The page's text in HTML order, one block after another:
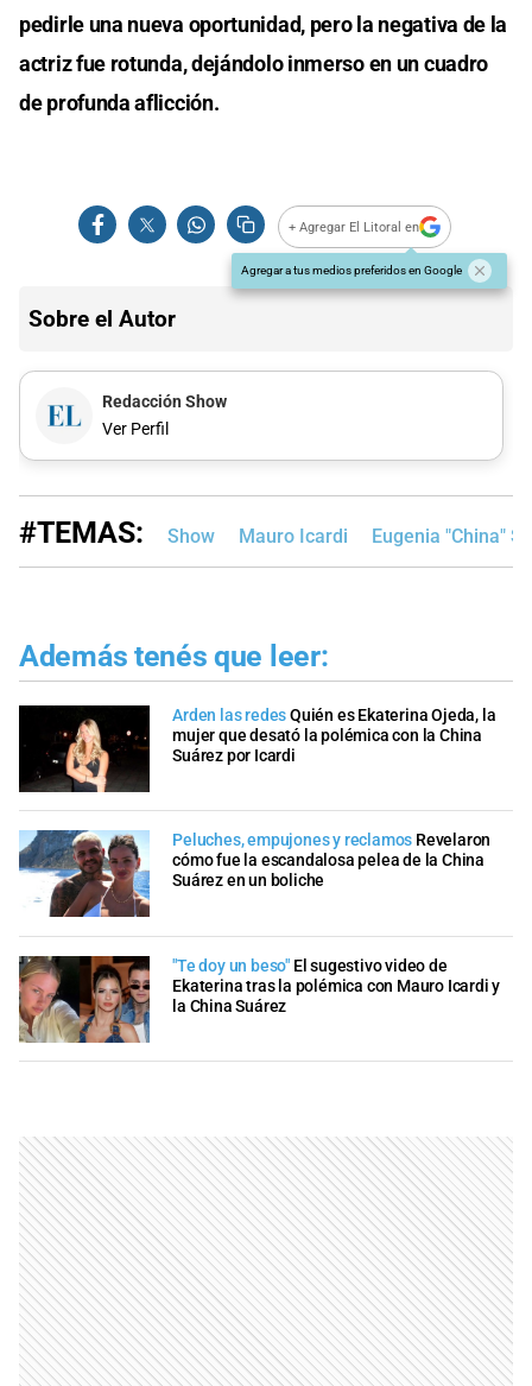
pedirle una nueva oportunidad, pero la negativa de la
actriz fue rotunda, dejándolo inmerso en un cuadro
de profunda aflicción.
+ Agregar El Litoral en
Agregar a tus medios preferidos en Google
Sobre el Autor
Redacción Show
Ver Perfil
#TEMAS: Show Mauro Icardi Eugenia "China"
Además tenés que leer:
Arden las redesQuién es Ekaterina Ojeda, la
mujer que desató la polémica con la China
Suárez por Icardi
Peluches, empujones y reclamos Revelaron
cómo fue la escandalosa pelea de la China
Suárez en un boliche
"Te doy un beso" El sugestivo video de
Ekaterina tras la polémica con Mauro Icardi y
la China Suárez